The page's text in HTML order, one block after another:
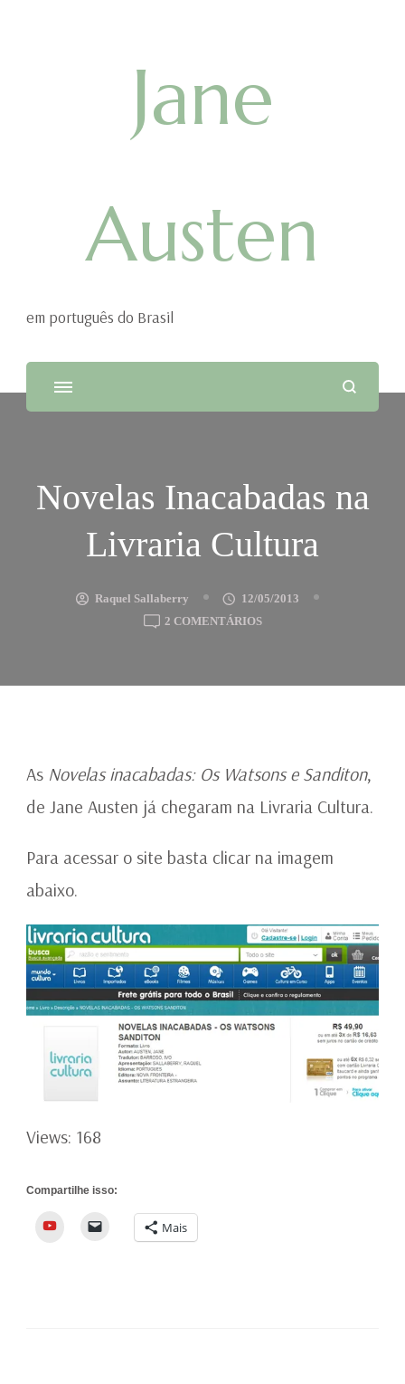
Jane
Austen
em português do Brasil
Novelas Inacabadas na
Livraria Cultura
Raquel Sallaberry
12/05/2013
2 COMENTÁRIOSEM
NA
As Novelas inacabadas: Os Watsons e Sanditon,
de Jane Austen já chegaram na Livraria Cultura.
Para acessar o site basta clicar na imagem
abaixo.
Views: 168
Compartilhe isso:
YouTube Mais